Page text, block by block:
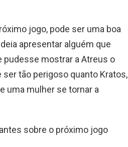
jogo, pode ser uma boa
apresentar alguém que
pudesse mostrar a Atreus o
ser tão perigoso quanto Kratos,
uma mulher se tornar a
sobre o próximo jogo